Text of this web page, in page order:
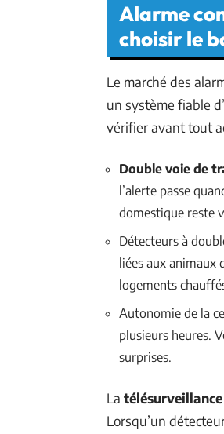
Alarme
choisir le
Le marché des
un système fiable
vérifier avant tout
Double voie de
l’alerte passe
domestique reste
Détecteurs à
liées aux
logements
Autonomie de la
plusieurs heures.
surprises.
La
Lorsqu’un